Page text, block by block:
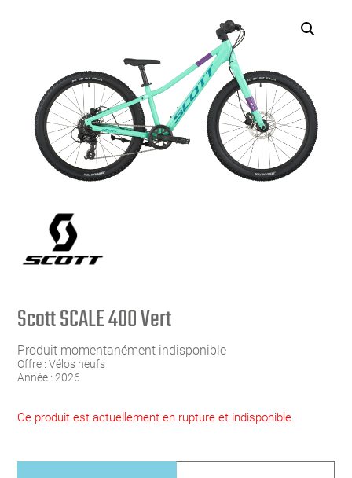
Scott SCALE 400 Vert
Produit momentanément indisponible
Offre :Vélos neufs
Année : 2026
Ce produit est actuellement en rupture et indisponible.